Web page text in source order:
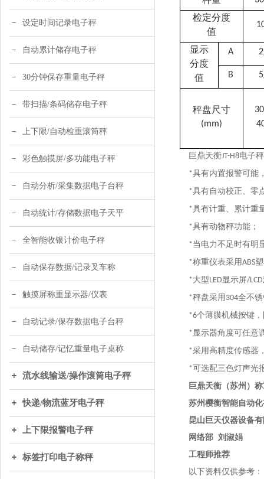
设定时间记录电子秤
自动累计储存电子秤
30分钟保存重量电子秤
带扫描/条码储存电子秤
上下限/自动检重滚筒秤
彩色触摸屏/多功能电子秤
自动分析/采集数据电子台秤
自动统计/存储数据电子天平
全智能收银计价电子秤
自动保存数据/记录叉车称
触摸屏称重显示器/仪表
自动记录/保存数据电子台秤
自动储存/记忆重量电子桌称
流水线输送/操作滚筒电子秤
快递/物流蓝牙电子秤
上下限报警电子秤
标签打印电子称秤
检定分度
值
显示
分度
值
A
B
秤盘尺寸
(mm)
30
4
巨鼎天衡JT-H8电子
*具有内置报警可能
*具有自动校正、零
*具有计重、累计重
*具有动物秤功能；
*当电力不足时有明
*称重仪表采用ABS
*大型LED显示屏/LCD
*秤盘采用 304全不
*6个薄膜机械按键
*显示器角度可任意
*采用高精度传感器
*可选配三色灯声光
巨鼎天衡（苏州）
苏州樱衡智能自动
昆山巨天仪器设备
网络部 刘淑娟
工程师推荐
以下资料仅供参考：